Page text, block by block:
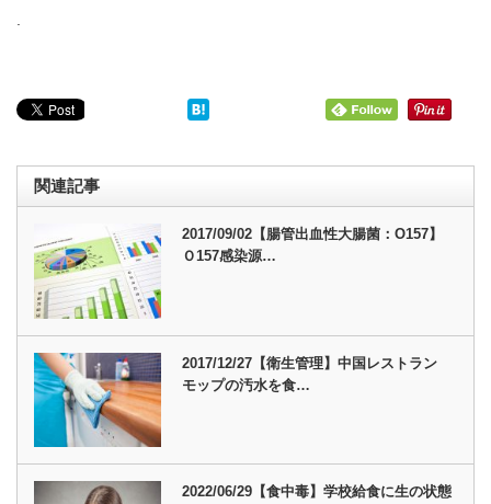
関連記事
2017/09/02【腸管出血性大腸菌：O157】
Ｏ157感染源…
2017/12/27【衛生管理】中国レストラン
モップの汚水を食…
2022/06/29【食中毒】学校給食に生の状態